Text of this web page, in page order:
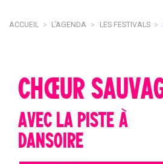
ACCUEIL > L’AGENDA > LES FESTIVALS >
CHŒUR
AVEC LA PISTE À
DANSOIRE